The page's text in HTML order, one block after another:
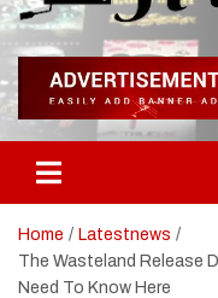
Hdmovies
Home
Latestnews
The Wasteland Release
Need To Know Here